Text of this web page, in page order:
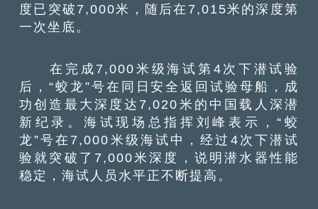
度已突破7,000米，随后在7,015米的深度第
一次坐底。
在完成7,000米级海试第4次下潜试验
后，“蛟龙”号在同日安全返回试验母船，成
功创造最大深度达7,020米的中国载人深潜
新纪录。海试现场总指挥刘峰表示，“蛟
龙”号在7,000米级海试中，经过4次下潜试
验就突破了7,000米深度，说明潜水器性能
稳定，海试人员水平正不断提高。